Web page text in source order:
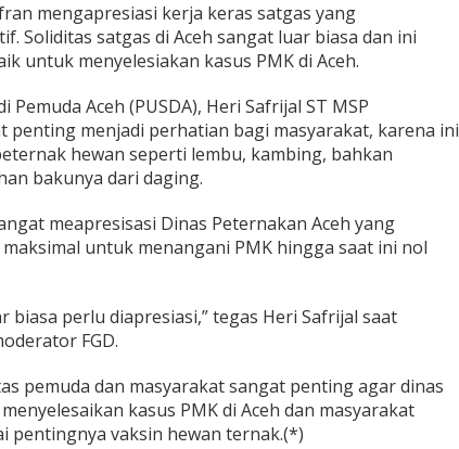
mengapresiasi kerja keras satgas yang
Soliditas satgas di Aceh sangat luar biasa dan ini
untuk menyelesiakan kasus PMK di Aceh.
Aceh (PUSDA), Heri Safrijal ST MSP
penting menjadi perhatian bagi masyarakat, karena ini
hewan seperti lembu, kambing, bahkan
bakunya dari daging.
meapresisasi Dinas Peternakan Aceh yang
untuk menangani PMK hingga saat ini nol
biasa perlu diapresiasi,” tegas Heri Safrijal saat
FGD.
pemuda dan masyarakat sangat penting agar dinas
kasus PMK di Aceh dan masyarakat
pentingnya vaksin hewan ternak.(*)